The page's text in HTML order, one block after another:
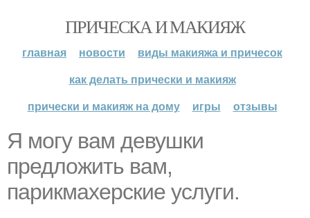
ПРИЧЕСКА И МАКИЯЖ
главная новости
виды макияжа и причесок
как делать прически и макияж
прически и макияж на дому
игры отзывы
Я могу вам девушки
предложить вам,
парикмахерские услуги.